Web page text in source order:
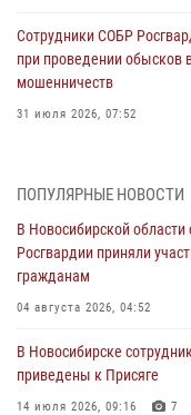
Сотрудники СОБР
при проведении обысков
мошенничеств
31 июля 2026, 07:52
При силовой поддержке
пресечена деятельность
в сфере страхования
В Новосибирске
Росгвардии задержан
ПОПУЛЯРНЫЕ НОВОСТИ
В Новосибирской
Росгвардии приняли
гражданам
04 августа 2026, 04:52
В Новосибирске
приведены к Присяге
14 июля 2026, 09:16 7